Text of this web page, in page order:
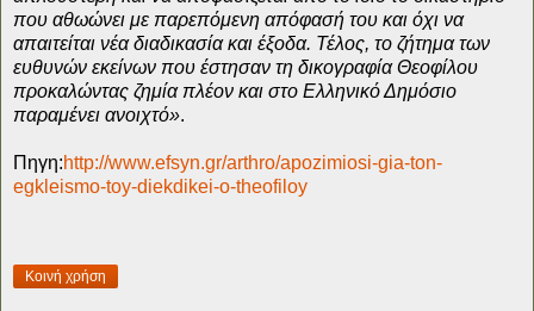
που αθωώνει με παρεπόμενη απόφασή του και όχι να
απαιτείται νέα διαδικασία και έξοδα. Τέλος, το ζήτημα των
ευθυνών εκείνων που έστησαν τη δικογραφία Θεοφίλου
προκαλώντας ζημία πλέον και στο Ελληνικό Δημόσιο
παραμένει ανοιχτό».
Πηγη:http://www.efsyn.gr/arthro/apozimiosi-gia-ton-
egkleismo-toy-diekdikei-o-theofiloy
Κοινή χρήση